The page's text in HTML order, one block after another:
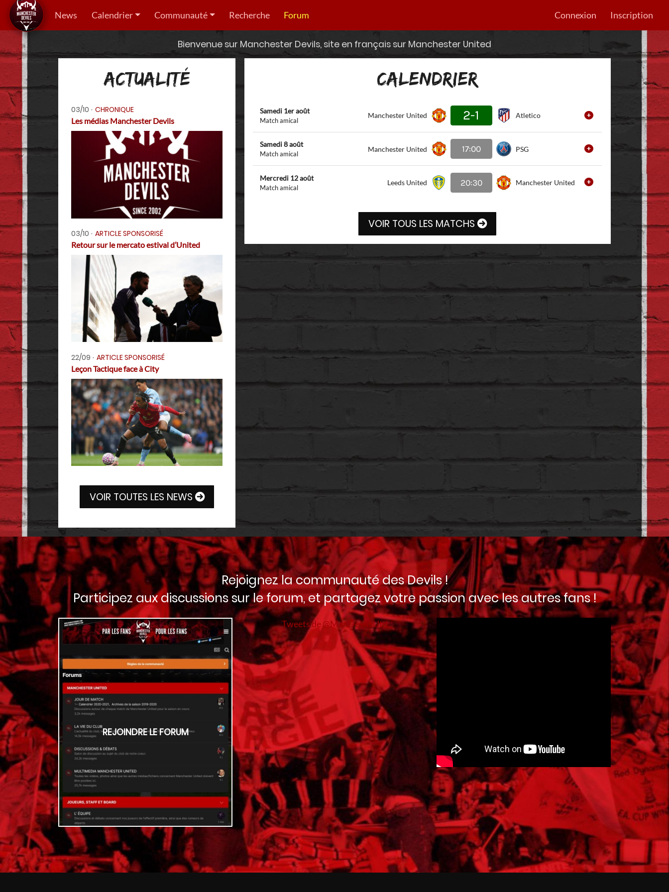
News Calendrier Communauté Recherche Forum Connexion Inscription
Bienvenue sur Manchester Devils, site en français sur Manchester United
ACTUALITÉ
03/10 CHRONIQUE
Les médias Manchester Devils
03/10 ARTICLE SPONSORISÉ
Retour sur le mercato estival d’United
22/09 ARTICLE SPONSORISÉ
Leçon Tactique face à City
VOIR TOUTES LES NEWS
CALENDRIER
Samedi 1er août
Match amical
Manchester United 2-1 Atletico
Samedi 8 août
Match amical
Manchester United 17:00 PSG
Mercredi 12 août
Match amical
Leeds United 20:30 Manchester United
VOIR TOUS LES MATCHS
Rejoignez la communauté des Devils !
Participez aux discussions sur le forum, et partagez votre passion avec les autres fans !
REJOINDRE LE FORUM
Tweets de @ManDevilsUtd